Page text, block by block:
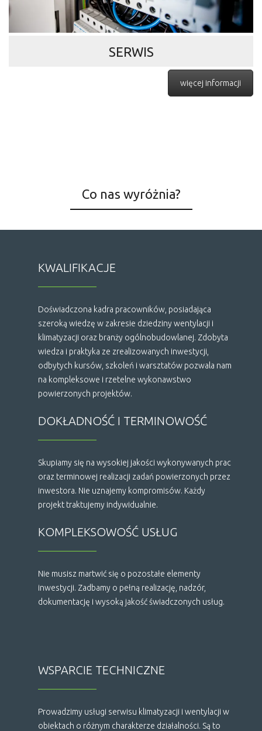
SERWIS
więcej informacji
Co nas wyróżnia?
KWALIFIKACJE
Doświadczona kadra pracowników, posiadająca
szeroką wiedzę w zakresie dziedziny wentylacji i
klimatyzacji oraz branży ogólnobudowlanej. Zdobyta
wiedza i praktyka ze zrealizowanych inwestycji,
odbytych kursów, szkoleń i warsztatów pozwala nam
na kompleksowe i rzetelne wykonawstwo
powierzonych projektów.
DOKŁADNOŚĆ I TERMINOWOŚĆ
Skupiamy się na wysokiej jakości wykonywanych prac
oraz terminowej realizacji zadań powierzonych przez
inwestora. Nie uznajemy kompromisów. Każdy
projekt traktujemy indywidualnie.
KOMPLEKSOWOŚĆ USŁUG
Nie musisz martwić się o pozostałe elementy
inwestycji. Zadbamy o pełną realizację, nadzór,
dokumentację i wysoką jakość świadczonych usług.
WSPARCIE TECHNICZNE
Prowadzimy usługi serwisu klimatyzacji i wentylacji w
obiektach o różnym charakterze działalności. Są to